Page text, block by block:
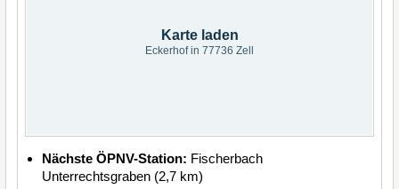
Karte laden
Eckerhof in 77736 Zell
Nächste ÖPNV-Station: Fischerbach
Unterrechtsgraben (2,7 km)